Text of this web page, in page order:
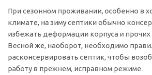
При сезонном проживании, особенно в
климате, на зиму септики обычно
избежать деформации корпуса и
Весной же, наоборот, необходимо
расконсервировать септик, чтобы
работу в прежнем, исправном режиме.